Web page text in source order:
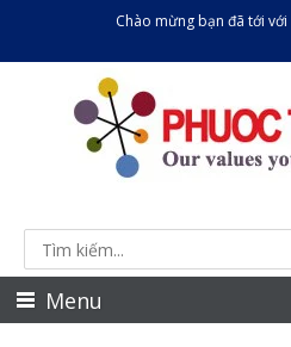
Chào mừng bạn đã tới với
Menu